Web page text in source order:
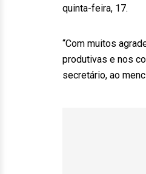
quinta-feira, 17.
“Com muitos
produtivas e nos
secretário, ao